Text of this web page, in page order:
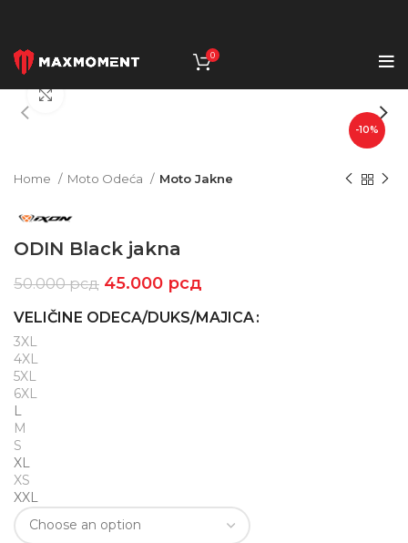
0
-10%
Home Moto Odeća Moto Jakne
ODIN Black jakna
50.000рсд 45.000 рсд
VELIČINE ODECA/DUKS/MAJICA
3XL
4XL
5XL
6XL
L
M
S
XL
XS
XXL